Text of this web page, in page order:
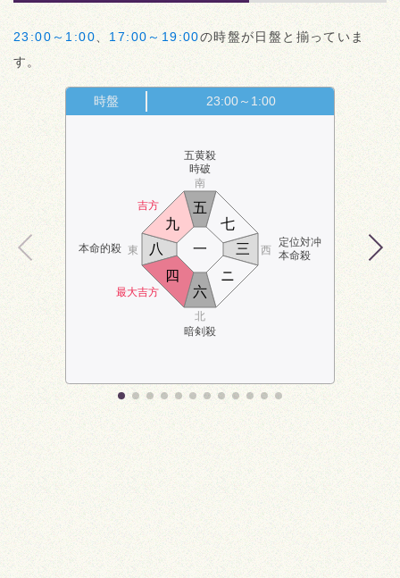
23:00～1:00 17:00～19:00の時盤が日盤と揃っていま
す。
時盤 23:00～1:00
吉方
五黄殺
時破
本命的殺
定位対冲
本命殺
最大吉方
暗剣殺
南
北
東 西
六
七
八
九
一
ニ
三
四
五